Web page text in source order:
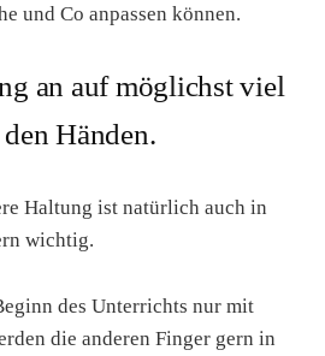
und Co anpassen können.
an auf möglichst viel
Händen.
Haltung ist natürlich auch in
wichtig.
des Unterrichts nur mit
die anderen Finger gern in